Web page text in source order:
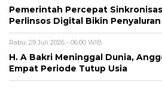
Pemerintah Percepat
Perlinsos Digital Bikin
Rabu, 29 Juli 2026 - 06:00 WIB
H. A Bakri Meninggal Dunia,
Empat Periode Tutup Usia